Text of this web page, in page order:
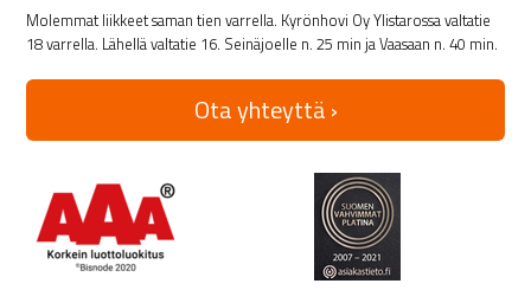
Molemmat liikkeet saman tien varrella. Kyrönhovi Oy Ylistarossa valtatie
18 varrella. Lähellä valtatie 16. Seinäjoelle n. 25 min ja Vaasaan n. 40 min.
Ota yhteyttä ›